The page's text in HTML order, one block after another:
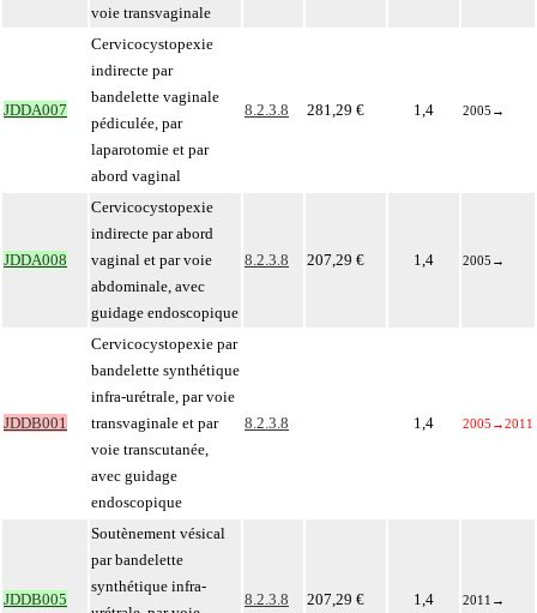
voie transvaginale
JDDA007
Cervicocystopexie
indirecte par
bandelette vaginale
pédiculée, par
laparotomie et par
abord vaginal
8.2.3.8 281,29 € 1,4 2005 →
JDDA008
Cervicocystopexie
indirecte par abord
vaginal et par voie
abdominale, avec
guidage endoscopique
8.2.3.8 207,29 € 1,4 2005 →
JDDB001
Cervicocystopexie par
bandelette synthétique
infra-urétrale, par voie
transvaginale et par
voie transcutanée,
avec guidage
endoscopique
8.2.3.8 1,4 2005 →2011
JDDB005
Soutènement vésical
par bandelette
synthétique infra-
8.2.3.8 207,29 € 1,4 2011 →